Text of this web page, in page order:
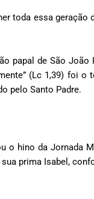
toda essa
papal de São
(Lc 1,39) foi
pelo Santo Padre.
o hino da Jornada
prima Isabel,